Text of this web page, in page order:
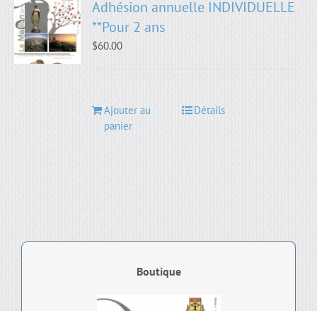
Adhésion annuelle INDIVIDUELLE
**Pour 2 ans
$60.00
Ajouter au
panier
Détails
Boutique